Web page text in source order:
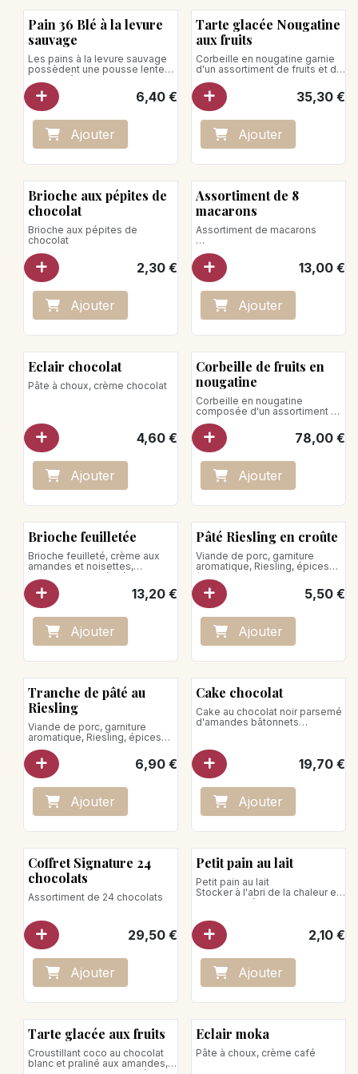
Enfourner 30 min sans enlever
le film.
Poids net : 300g
Pain 36 Blé à la levure
sauvage
Les pains à la levure sauvage
possèdent une pousse lente
qui se prête à un levage
prolongé de 36 heures.
Farine(100%blé)
Poids net : 750g
6,40€
Ajouter
Tarte glacée Nougatine
aux fruits
Corbeille en nougatine garnie
d'un assortiment de fruits et de
fleurs en glaces et sorbets
Pour 6 personnes
Poids net : 840 g
Ne jamais recongeler un
produit décongelé
35,30€
Ajouter
Brioche aux pépites de
chocolat
Brioche aux pépites de
chocolat
2,30€
Ajouter
Assortiment de 8
macarons
Assortiment de macarons
Parfums :
- Caramel
- Pistache
- Chocolat
- Vanille Bourbon
- Coco
- Moka
- Framboise
- Citron basilic
Poids net : 80g
13,00€
Ajouter
Eclair chocolat
Pâte à choux, crème chocolat
4,60€
Ajouter
Corbeille de fruits en
nougatine
Corbeille en nougatine
composée d'un assortiment de
fruits et de fleurs en glaces et
sorbets
Ne jamais recongeler un
produit décongelé
(en photo, une corbeille de
fruits en nougatine pour 20
personnes)
78,00€
Ajouter
Brioche feuilletée
Brioche feuilleté, crème aux
amandes et noisettes,
noisettes caramélisées
Poids net : 500g
13,20€
Ajouter
Pâté Riesling en croûte
Viande de porc, garniture
aromatique, Riesling, épices
(basilic, piment de Cayenne,
marjolaine, muscade)
5,50€
Ajouter
Tranche de pâté au
Riesling
Viande de porc, garniture
aromatique, Riesling, épices
(basilic, piment de Cayenne,
marjolaine, muscade)
6,90€
Ajouter
Cake chocolat
Cake au chocolat noir parsemé
d'amandes bâtonnets
19,70€
Ajouter
Coffret Signature 24
chocolats
Assortiment de 24 chocolats
29,50€
Ajouter
Petit pain au lait
Petit pain au lait
Stocker à l'abri de la chaleur et
de l'humidité
2,10€
Ajouter
Tarte glacée aux fruits
Croustillant coco au chocolat
blanc et praliné aux amandes,
Eclair moka
Pâte à choux, crème café